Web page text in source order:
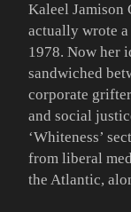
Kaleel Jamison
actually wrote
1978. Now her
sandwiched
corporate
and social
‘Whiteness’
from liberal
the Atlantic,